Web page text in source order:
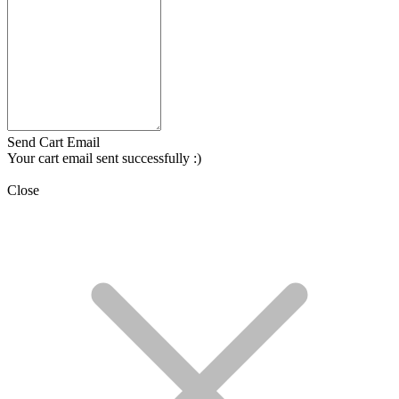
Send Cart Email
Your cart email sent successfully :)
Close